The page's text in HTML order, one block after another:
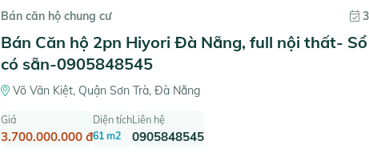
Bán căn hộ chung cư
Bán Căn hộ 2pn Hiyori Đà Nẵng, full nội thất-
có sẵn-0905848545
Võ Văn Kiệt, Quận Sơn Trà, Đà Nẵng
Giá
3.700.000.000 đ
Diện tích
61 m2
Liên hệ
0905848545